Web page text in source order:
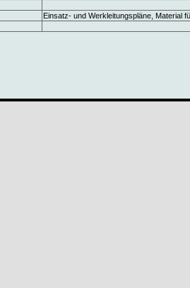
Einsatz- und Werkleitungspläne, Material